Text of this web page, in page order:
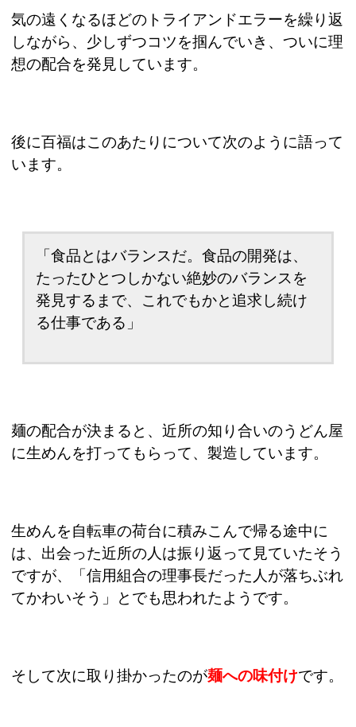
気の遠くなるほどのトライアンドエラーを繰り返
しながら、少しずつコツを掴んでいき、ついに理
想の配合を発見しています。
後に百福はこのあたりについて次のように語って
います。
「食品とはバランスだ。食品の開発は、
たったひとつしかない絶妙のバランスを
発見するまで、これでもかと追求し続け
る仕事である」
麺の配合が決まると、近所の知り合いのうどん屋
に生めんを打ってもらって、製造しています。
生めんを自転車の荷台に積みこんで帰る途中に
は、出会った近所の人は振り返って見ていたそう
ですが、「信用組合の理事長だった人が落ちぶれ
てかわいそう」とでも思われたようです。
そして次に取り掛かったのが麺への味付けです。